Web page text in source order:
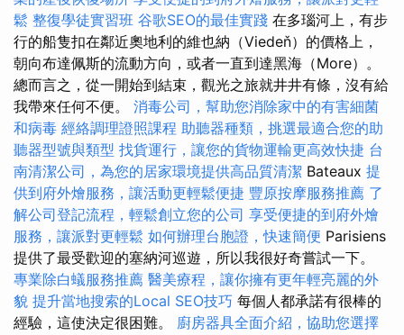
鬆 整復學徒實習班 谷歌SEO的最佳實踐 在多瑙河上，有步
行的船隻扣在鄰近奧地利的維也納（Viedeň）的價格上，
朝向布達佩斯的流動方向，或者一直到達黑海（More）。
總而言之，從一開始到結束，觀光之旅就井井有條，沒有給
我帶來任何不便。 消毒公司，幫助您消除家中的有害細菌
和病毒 經絡調理證照課程 助聽器種類，挑選最適合您的助
聽器型號與類型 找貨運行，讓您的貨物運輸更高效快捷 台
南清潔公司，為您的居家環境提供高品質清潔 Bateaux 提
供到府外燴服務，讓活動更輕鬆便捷 豐原按摩服務推薦 了
解公司登記流程，輕鬆創立您的公司 享受便捷的到府外燴
服務，讓派對更輕鬆 如何辦理台胞證，快速簡便 Parisiens
提供了最受歡迎的塞納河巡遊，所以我很好奇嘗試一下。
專業除白蟻服務推薦 醫美療程，讓你擁有更年輕亮麗的外
貌 提升當地搜索的Local SEO技巧 每個人都承諾有很棒的
經驗，這使決定很困難。 廚房器具全面介紹，協助您選擇